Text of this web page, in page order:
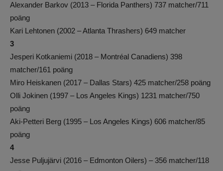
Alexander Barkov (2013 – Florida Panthers) 737 matcher/711
poäng
Kari Lehtonen (2002 – Atlanta Thrashers) 649 matcher
3
Jesperi Kotkaniemi (2018 – Montréal Canadiens) 398
matcher/161 poäng
Miro Heiskanen (2017 – Dallas Stars) 425 matcher/258 poäng
Olli Jokinen (1997 – Los Angeles Kings) 1231 matcher/750
poäng
Aki-Petteri Berg (1995 – Los Angeles Kings) 606 matcher/85
poäng
4
Jesse Puljujärvi (2016 – Edmonton Oilers) – 356 matcher/118